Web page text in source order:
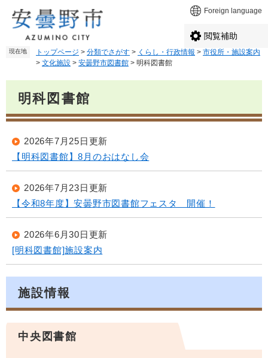
で
ば
本
Foreign language
閲覧補助
現在地 トップページ > 分類でさがす > くらし・行政情報 > 市役所・施設案内
> 文化施設 > 安曇野市図書館 > 明科図書館
明科図書館
2026年7月25日更新
【明科図書館】8月のおはなし会
2026年7月23日更新
【令和8年度】安曇野市図書館フェスタ 開催！
2026年6月30日更新
[明科図書館]施設案内
施設情報
中央図書館